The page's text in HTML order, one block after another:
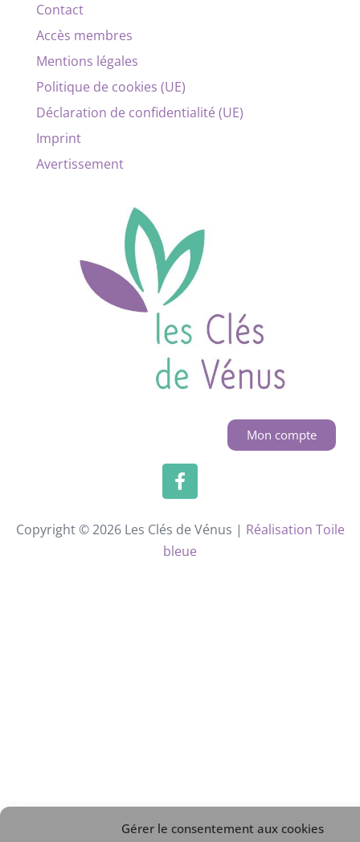
Gérer le consentement aux cookies
Contact
Accès membres
Mentions légales
Politique de cookies (UE)
Déclaration de confidentialité (UE)
Imprint
Avertissement
Mon compte
Copyright © 2026 Les Clés de Vénus | Réalisation Toile
bleue